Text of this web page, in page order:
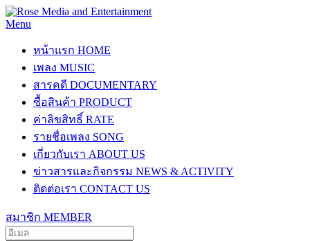
Menu
หน้าแรก HOME
เพลง MUSIC
สารคดี DOCUMENTARY
ซื้อสินค้า PRODUCT
ค่าลิขสิทธิ์ RATE
รายชื่อเพลง SONG
เกี่ยวกับเรา ABOUT US
ข่าวสารและกิจกรรม NEWS & ACTIVITY
ติดต่อเรา CONTACT US
สมาชิก MEMBER